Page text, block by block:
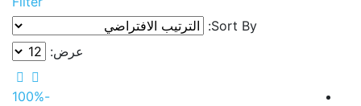
Sort By:
عرض:
-100%